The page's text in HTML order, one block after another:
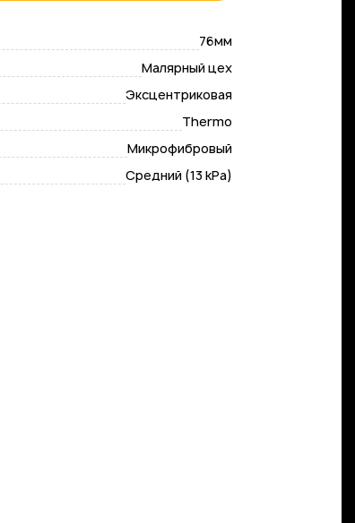
76мм
Малярный цех
Эксцентриковая
Thermo
Микрофибровый
Средний (13 kPa)